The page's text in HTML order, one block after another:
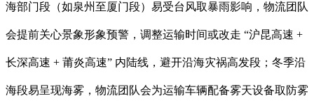
海部门段（如泉州至厦门段）易受台风取暴雨影响，物流团队
会提前关心景象形象预警，调整运输时间或改走 “沪昆高速 +
长深高速 + 莆炎高速” 内陆线，避开沿海灾祸高发段；冬季沿
海段易呈现海雾，物流团队会为运输车辆配备雾天设备取防雾